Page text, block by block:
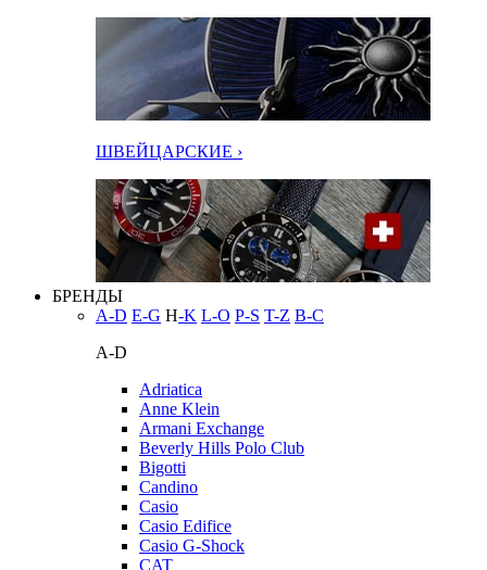
ШВЕЙЦАРСКИЕ ›
БРЕНДЫ
A-D E-G H-K L-O P-S T-Z В-С
A-D
Adriatica
Anne Klein
Armani Exchange
Beverly Hills Polo Club
Bigotti
Candino
Casio
Casio Edifice
Casio G-Shock
CAT